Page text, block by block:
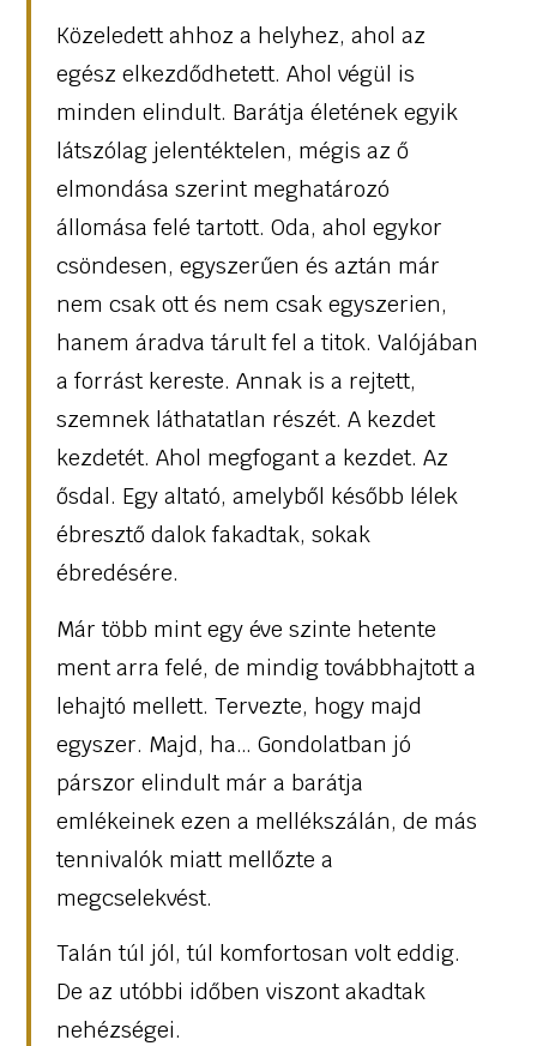
Közeledett ahhoz a helyhez, ahol az
egész elkezdődhetett. Ahol végül is
minden elindult. Barátja életének egyik
látszólag jelentéktelen, mégis az ő
elmondása szerint meghatározó
állomása felé tartott. Oda, ahol egykor
csöndesen, egyszerűen és aztán már
nem csak ott és nem csak egyszerien,
hanem áradva tárult fel a titok. Valójában
a forrást kereste. Annak is a rejtett,
szemnek láthatatlan részét. A kezdet
kezdetét. Ahol megfogant a kezdet. Az
ősdal. Egy altató, amelyből később lélek
ébresztő dalok fakadtak, sokak
ébredésére.
Már több mint egy éve szinte hetente
ment arra felé, de mindig továbbhajtott a
lehajtó mellett. Tervezte, hogy majd
egyszer. Majd, ha… Gondolatban jó
párszor elindult már a barátja
emlékeinek ezen a mellékszálán, de más
tennivalók miatt mellőzte a
megcselekvést.
Talán túl jól, túl komfortosan volt eddig.
De az utóbbi időben viszont akadtak
nehézségei.